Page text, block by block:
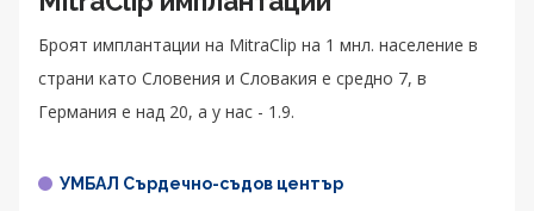
Броят имплантации на MitraClip на 1 мнл. население в
страни като Словения и Словакия е средно 7, в
Германия е над 20, а у нас - 1.9.
УМБАЛ Сърдечно-съдов център